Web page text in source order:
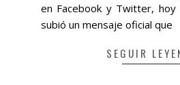
en Facebook y Twitter, hoy
subió un mensaje oficial que
SEGUIR